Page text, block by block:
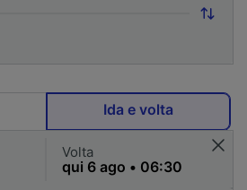
Ida e volta
Volta